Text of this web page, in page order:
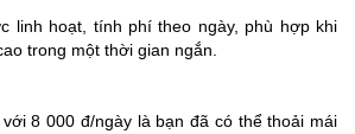
linh hoạt, tính phí theo ngày, phù hợp khi
trong một thời gian ngắn.
8 000 đ/ngày là bạn đã có thể thoải mái